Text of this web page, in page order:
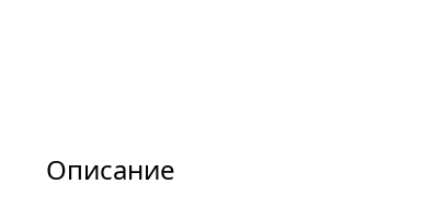
Описание